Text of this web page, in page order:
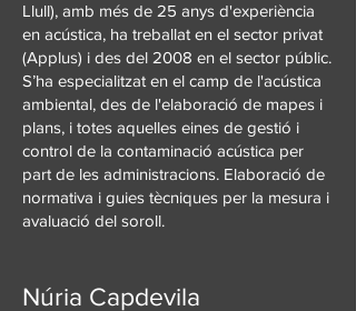
Llull), amb més de 25 anys d'experiència
en acústica, ha treballat en el sector privat
(Applus) i des del 2008 en el sector públic.
S’ha especialitzat en el camp de l'acústica
ambiental, des de l'elaboració de mapes i
plans, i totes aquelles eines de gestió i
control de la contaminació acústica per
part de les administracions. Elaboració de
normativa i guies tècniques per la mesura i
avaluació del soroll.
Núria Capdevila